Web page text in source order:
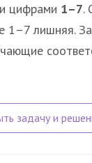
цифрами 1–7.
1–7 лишняя.